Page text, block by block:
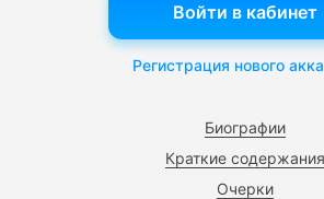
Биографии
Краткие содержания
Очерки
Войти в кабинет
Регистрация нового